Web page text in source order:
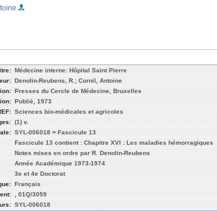
Médecine interne: Hôpital Saint Pierre
Denolin-Reubens, R.; Cornil, Antoine
Presses du Cercle de Médecine, Bruxelles
Publié, 1973
Sciences bio-médicales et agricoles
(1) v.
SYL-006018 = Fascicule 13
Fascicule 13 contient : Chapitre XVI : Les maladies hémorragiques
Notes mises en ordre par R. Denolin-Reubens
Année Académique 1973-1974
3e et 4e Doctorat
Français
, 01Q/3059
SYL-006018